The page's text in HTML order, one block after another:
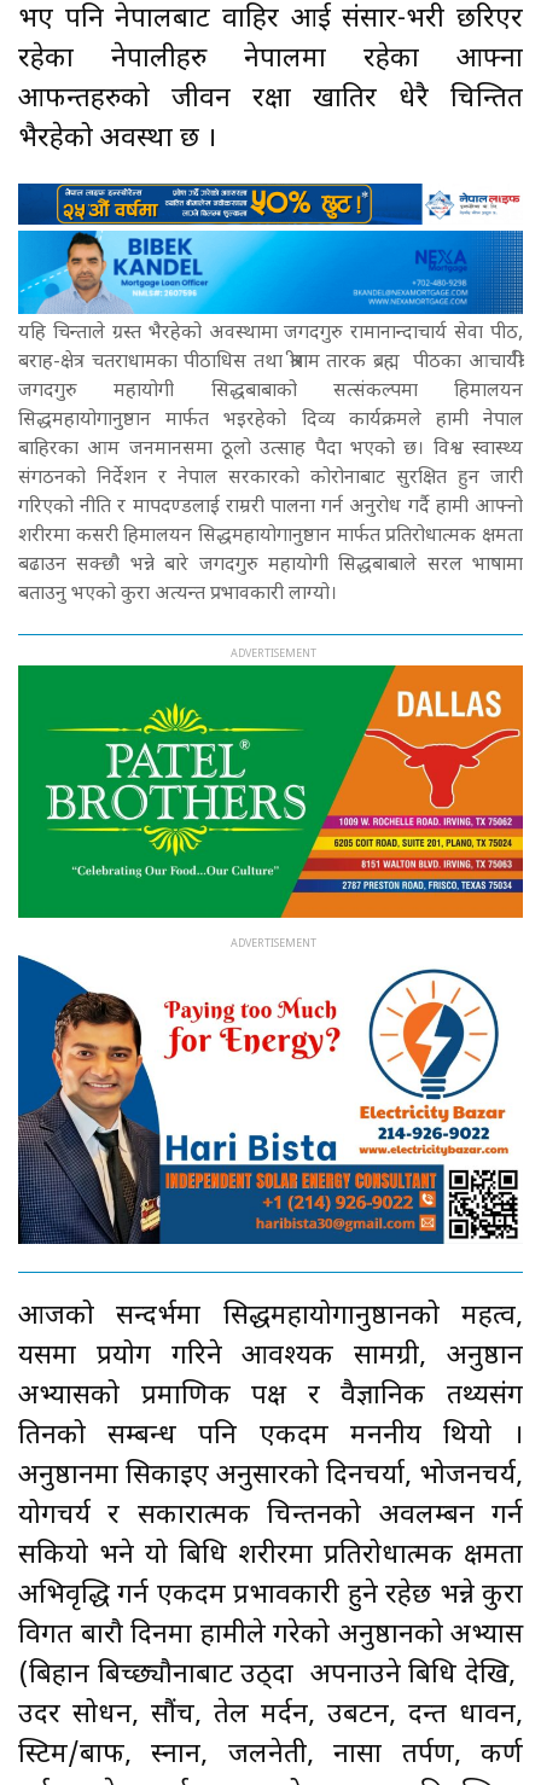
भए पनि नेपालबाट वाहिर आई संसार-भरी छरिएर
रहेका नेपालीहरु नेपालमा रहेका आफ्ना
आफन्तहरुको जीवन रक्षा खातिर धेरै चिन्तित
भैरहेको अवस्था छ ।
यहि चिन्ताले ग्रस्त भैरहेको अवस्थामा जगदगुरु रामानान्दाचार्य सेवा पीठ,
बराह-क्षेत्र चतराधामका पीठाधिस तथा श्रीराम तारक ब्रह्म पीठका आचार्यश्री
जगदगुरु महायोगी सिद्धबाबाको सत्संकल्पमा हिमालयन
सिद्धमहायोगानुष्ठान मार्फत भइरहेको दिव्य कार्यक्रमले हामी नेपाल
बाहिरका आम जनमानसमा ठूलो उत्साह पैदा भएको छ। विश्व स्वास्थ्य
संगठनको निर्देशन र नेपाल सरकारको कोरोनाबाट सुरक्षित हुन जारी
गरिएको नीति र मापदण्डलाई राम्ररी पालना गर्न अनुरोध गर्दै हामी आफ्नो
शरीरमा कसरी हिमालयन सिद्धमहायोगानुष्ठान मार्फत प्रतिरोधात्मक क्षमता
बढाउन सक्छौ भन्ने बारे जगदगुरु महायोगी सिद्धबाबाले सरल भाषामा
बताउनु भएको कुरा अत्यन्त प्रभावकारी लाग्यो।
आजको सन्दर्भमा सिद्धमहायोगानुष्ठानको महत्व,
यसमा प्रयोग गरिने आवश्यक सामग्री, अनुष्ठान
अभ्यासको प्रमाणिक पक्ष र वैज्ञानिक तथ्यसंग
तिनको सम्बन्ध पनि एकदम मननीय थियो ।
अनुष्ठानमा सिकाइए अनुसारको दिनचर्या, भोजनचर्य,
योगचर्य र सकारात्मक चिन्तनको अवलम्बन गर्न
सकियो भने यो बिधि शरीरमा प्रतिरोधात्मक क्षमता
अभिवृद्धि गर्न एकदम प्रभावकारी हुने रहेछ भन्ने कुरा
विगत बारौ दिनमा हामीले गरेको अनुष्ठानको अभ्यास
(बिहान बिच्छ्यौनाबाट उठ्दा अपनाउने बिधि देखि,
उदर सोधन, सौंच, तेल मर्दन, उबटन, दन्त धावन,
स्टिम/बाफ, स्नान, जलनेती, नासा तर्पण, कर्ण